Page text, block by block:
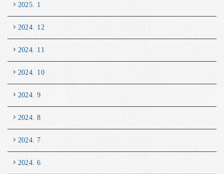
2025. 1
2024. 12
2024. 11
2024. 10
2024. 9
2024. 8
2024. 7
2024. 6